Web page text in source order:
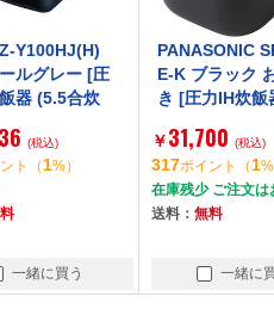
ー [圧
合炊
)
%）
買う
PANASONIC SR-
E-K ブラック おどり
き [圧力IH炊飯器 (5.5
31,700 (税込)
ポイント（1 %）
在庫残少 ご注文はお早めに
無料
一緒に買う